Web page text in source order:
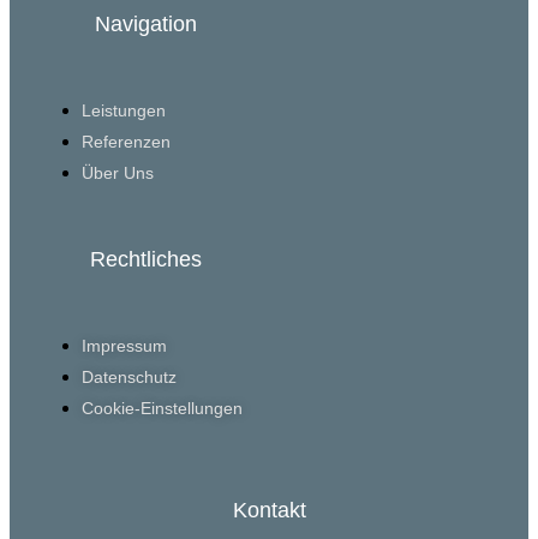
Navigation
Leistungen
Referenzen
Über Uns
Rechtliches
Impressum
Datenschutz
Cookie-Einstellungen
Kontakt